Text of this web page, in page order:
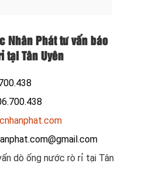
Nhân Phát tư vấn báo
tại Tân Uyên
dò ống nước rò rỉ tại Tân